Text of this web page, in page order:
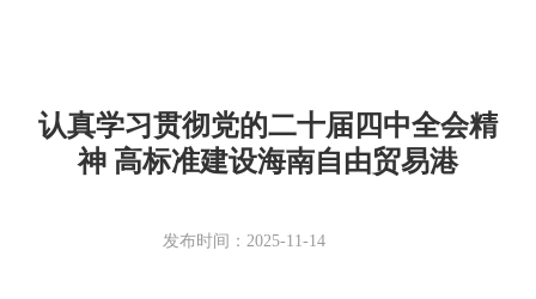
认真学习贯彻党的二十届四中全会精
神 高标准建设海南自由贸易港
发布时间：2025-11-14